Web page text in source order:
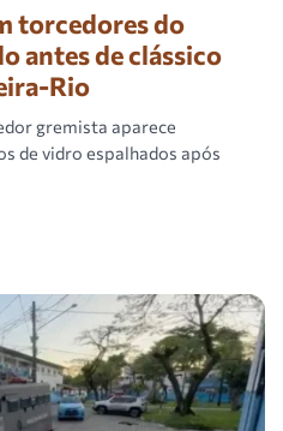
torcedores do
antes de clássico
Rio
gremista aparece
de vidro espalhados após